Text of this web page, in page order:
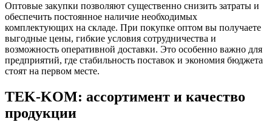
Оптовые закупки позволяют существенно снизить затраты и
обеспечить постоянное наличие необходимых
комплектующих на складе. При покупке оптом вы получаете
выгодные цены, гибкие условия сотрудничества и
возможность оперативной доставки. Это особенно важно для
предприятий, где стабильность поставок и экономия бюджета
стоят на первом месте.
TEK-KOM: ассортимент и качество
продукции